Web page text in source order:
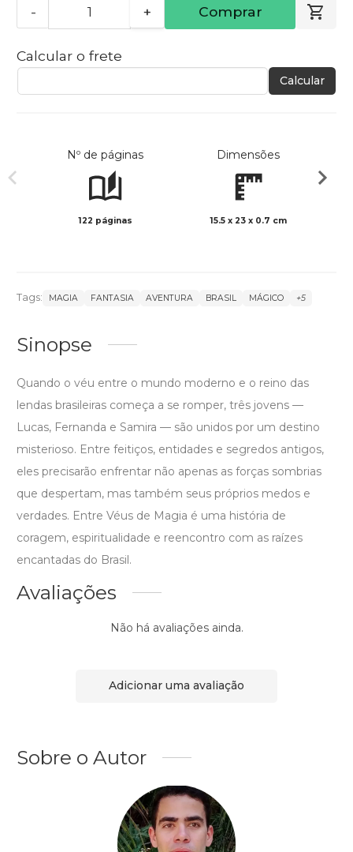
- + Comprar
Calcular o frete
Calcular
Nº de páginas
122 páginas
Dimensões
15.5 x 23 x 0.7 cm
Tags: MAGIA FANTASIA AVENTURA BRASIL MÁGICO +5
Sinopse
Quando o véu entre o mundo moderno e o reino das
lendas brasileiras começa a se romper, três jovens —
Lucas, Fernanda e Samira — são unidos por um destino
misterioso. Entre feitiços, entidades e segredos antigos,
eles precisarão enfrentar não apenas as forças sombrias
que despertam, mas também seus próprios medos e
verdades. Entre Véus de Magia é uma história de
coragem, espiritualidade e reencontro com as raízes
encantadas do Brasil.
Avaliações
Não há avaliações ainda.
Adicionar uma avaliação
Sobre o Autor